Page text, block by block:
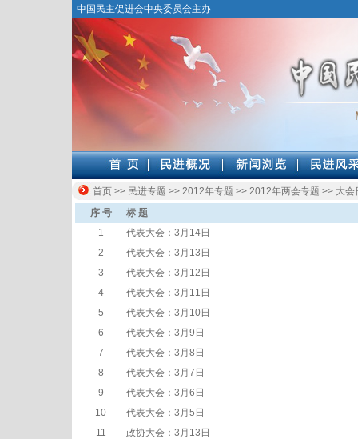
中国民主促进会中央委员会主办
首页 >> 民进专题 >> 2012年专题 >> 2012年两会专题 >> 大会
序 号
标 题
1
代表大会：3月14日
2
代表大会：3月13日
3
代表大会：3月12日
4
代表大会：3月11日
5
代表大会：3月10日
6
代表大会：3月9日
7
代表大会：3月8日
8
代表大会：3月7日
9
代表大会：3月6日
10
代表大会：3月5日
11
政协大会：3月13日